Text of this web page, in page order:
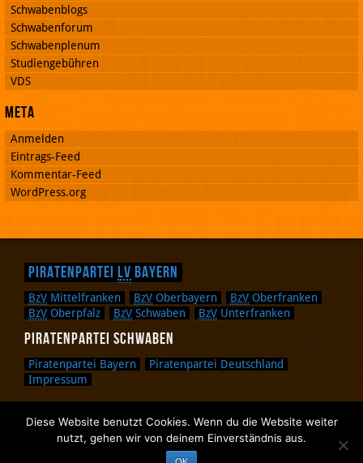
Schwabenblogs
Schwabenforum
Schwabenplenum
Studiengebühren
VDS
Meta
Anmelden
Eintrags-Feed
Kommentar-Feed
WordPress.org
Piratenpartei LV Bayern
BzV Mittelfranken BzV Oberbayern BzV Oberfranken
BzV Oberpfalz BzV Schwaben BzV Unterfranken
Piratenpartei Schwaben
Piratenpartei Bayern
Piratenpartei Deutschland
Impressum
Zurück nach oben.
Zurück zum Anfang des Textes.
Diese Website benutzt Cookies. Wenn du die Website weiter
nutzt, gehen wir von deinem Einverständnis aus.